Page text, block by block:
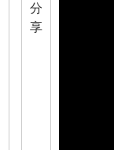
分
享